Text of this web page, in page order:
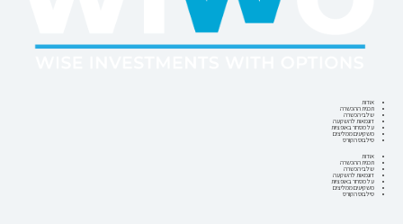
אודות
תכנית ההכשרה
שלבי הכשרה
דוגמאות להשקעה
על מסחר באופציות
משקיעים ממליצים
סילבוס הקורס
אודות
תכנית ההכשרה
שלבי הכשרה
דוגמאות להשקעה
על מסחר באופציות
משקיעים ממליצים
סילבוס הקורס